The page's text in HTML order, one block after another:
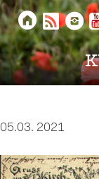
  
05.03. 2021